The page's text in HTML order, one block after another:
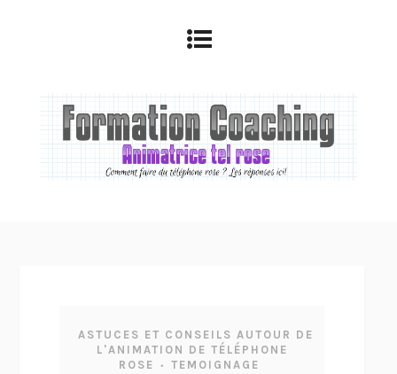
ASTUCES ET CONSEILS AUTOUR DE
L'ANIMATION DE TÉLÉPHONE
ROSE
• TEMOIGNAGE